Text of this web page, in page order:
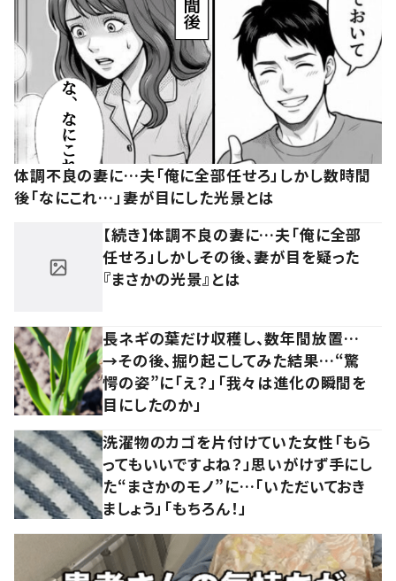
体調不良の妻に…夫「俺に全部任せろ」しかし数時間
後「なにこれ…」妻が目にした光景とは
【続き】体調不良の妻に…夫「俺に全部
任せろ」しかしその後、妻が目を疑った
『まさかの光景』とは
長ネギの葉だけ収穫し、数年間放置…
→その後、掘り起こしてみた結果…“驚
愕の姿”に「え？」「我々は進化の瞬間を
目にしたのか」
洗濯物のカゴを片付けていた女性「もら
ってもいいですよね？」思いがけず手にし
た“まさかのモノ”に…「いただいておき
ましょう」「もちろん！」